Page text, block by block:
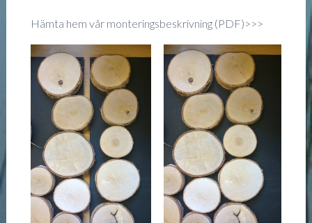
Hämta hem vår monteringsbeskrivning (PDF)>>>